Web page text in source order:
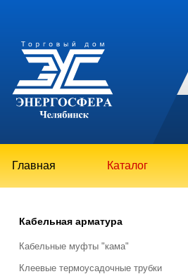
Главная Каталог
Кабельная арматура
кабельные муфты "кама"
клеевые термоусадочные трубки